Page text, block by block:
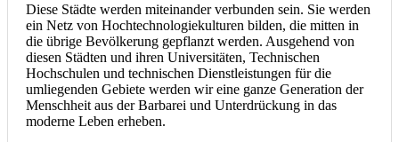
Diese Städte werden miteinander verbunden sein. Sie werden
ein Netz von Hochtechnologiekulturen bilden, die mitten in
die übrige Bevölkerung gepflanzt werden. Ausgehend von
diesen Städten und ihren Universitäten, Technischen
Hochschulen und technischen Dienstleistungen für die
umliegenden Gebiete werden wir eine ganze Generation der
Menschheit aus der Barbarei und Unterdrückung in das
moderne Leben erheben.